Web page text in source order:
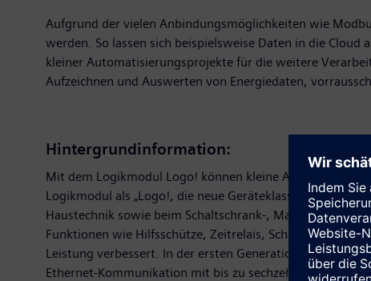
Aufgrund der vielen Anbindungsmöglichkeiten wie
werden. So lassen sich beispielsweise Daten in die
kleiner Automatisierungsprojekte für die weitere
Aufzeichnen und Auswerten von Energiedaten,
Hintergrundinformation:
Mit dem Logikmodul Logo! können kleine
Logikmodul als „Logo!, die neue Geräteklasse für die
Haustechnik sowie beim Schaltschrank-, Maschinen-
Funktionen wie Hilfsschütze, Zeitrelais, Schaltuhren,
Leistung verbessert. In der ersten Generation noch mit
Ethernet-Kommunikation mit bis zu sechzehn